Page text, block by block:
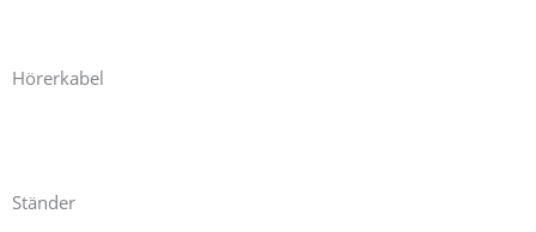
Hörerkabel
Ständer